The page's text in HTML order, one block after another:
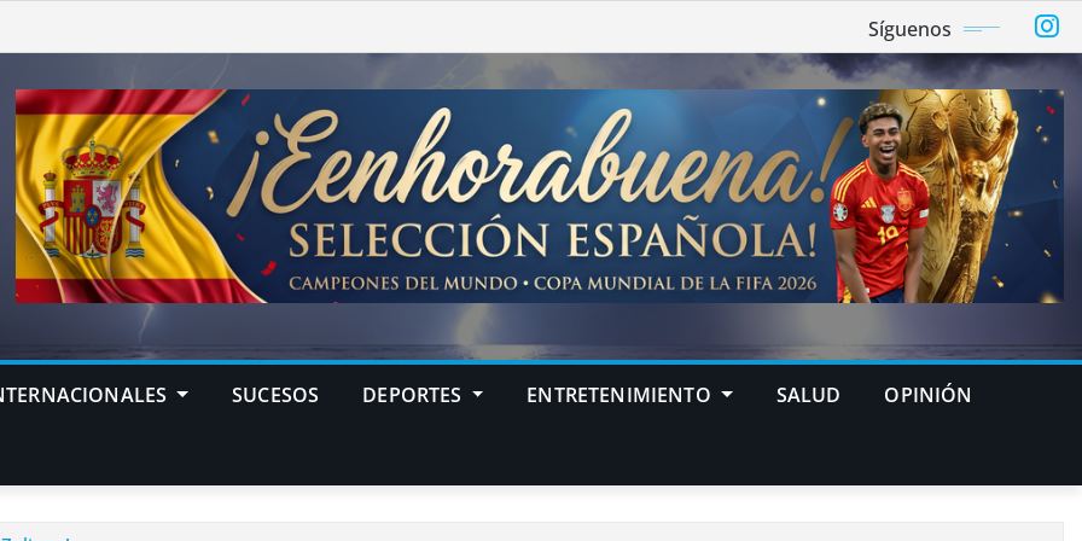
Síguenos
SUCESOS DEPORTES ENTRETENIMIENTO SALUD OPINIÓN